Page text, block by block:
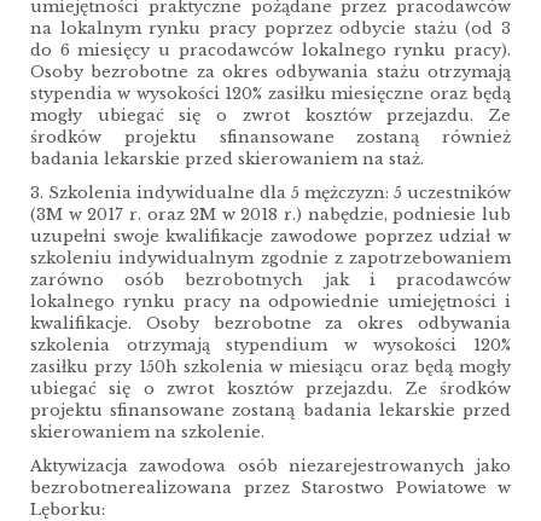
umiejętności praktyczne pożądane przez pracodawców
na lokalnym rynku pracy poprzez odbycie stażu (od 3
do 6 miesięcy u pracodawców lokalnego rynku pracy).
Osoby bezrobotne za okres odbywania stażu otrzymają
stypendia w wysokości 120% zasiłku miesięczne oraz będą
mogły ubiegać się o zwrot kosztów przejazdu. Ze
środków projektu sfinansowane zostaną również
badania lekarskie przed skierowaniem na staż.
3. Szkolenia indywidualne dla 5 mężczyzn: 5 uczestników
(3M w 2017 r. oraz 2M w 2018 r.) nabędzie, podniesie lub
uzupełni swoje kwalifikacje zawodowe poprzez udział w
szkoleniu indywidualnym zgodnie z zapotrzebowaniem
zarówno osób bezrobotnych jak i pracodawców
lokalnego rynku pracy na odpowiednie umiejętności i
kwalifikacje. Osoby bezrobotne za okres odbywania
szkolenia otrzymają stypendium w wysokości 120%
zasiłku przy 150h szkolenia w miesiącu oraz będą mogły
ubiegać się o zwrot kosztów przejazdu. Ze środków
projektu sfinansowane zostaną badania lekarskie przed
skierowaniem na szkolenie.
Aktywizacja zawodowa osób niezarejestrowanych jako
bezrobotnerealizowana przez Starostwo Powiatowe w
Lęborku: